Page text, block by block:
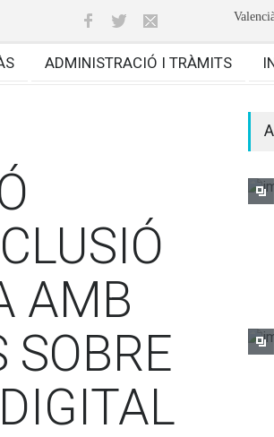
ADMINISTRACIÓ I TRÀMITS
AMB
SOBRE